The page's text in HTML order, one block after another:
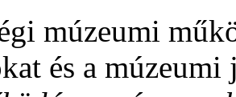
múzeumi
és a